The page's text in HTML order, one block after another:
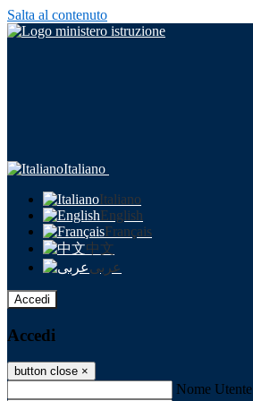
Salta al contenuto
Italiano
Italiano
English
Français
中文
عربى
Accedi
Accedi
button close ×
Nome Utente